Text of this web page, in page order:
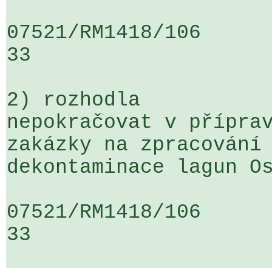
07521/RM1418/
33
2) rozhodla
nepokračovat v
zakázky na
dekontaminace lagun
07521/RM1418/
33